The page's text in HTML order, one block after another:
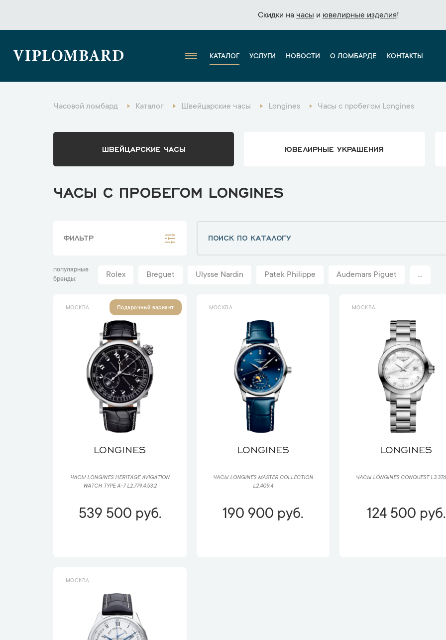
Скидки на часы и ювелирные изделия!
Скидки на часы и ювелирные изделия!
VIPLOMBARD КАТАЛОГ УСЛУГИ НОВОСТИ О ЛОМБАРДЕ КОНТАКТЫ
Часовой ломбард Каталог Швейцарские часы Longines Часы с пробегом Longines
ШВЕЙЦАРСКИЕ ЧАСЫ ЮВЕЛИРНЫЕ УКРАШЕНИЯ
ЧАСЫ С ПРОБЕГОМ LONGINES
ФИЛЬТР
популярные
бренды
Rolex Breguet Ulysse Nardin Patek Philippe Audemars Piguet ...
МОСКВА Подарочный вариант
LONGINES
ЧАСЫ LONGINES HERITAGE AVIGATION
WATCH TYPE A-7 L2.779.4.53.2
539 500 руб.
МОСКВА
LONGINES
ЧАСЫ LONGINES MASTER COLLECTION
L2.409.4
190 900 руб.
МОСКВА
LONGINES
ЧАСЫ LONGINES CONQUEST
124 500 руб.
МОСКВА